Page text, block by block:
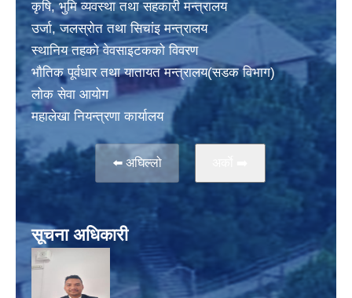
कृषि, भुमि व्यवस्था तथा सहकारी मन्त्रालय
उर्जा, जलस्राेत तथा सिचांइ मन्त्रालय
स्थानिय तहकाे वेवसाइटककाे विवरण
भाैतिक पूर्वधार तथा यातायत मन्त्रालय(सडक विभाग)
लाेक सेवा आयोग
महालेखा नियन्त्रणा कार्यालय
⬅️ अघिल्लो
सूचना अधिकारी